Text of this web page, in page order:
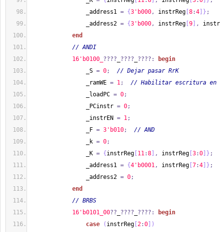
_address1 = {3'b000, instrReg 8:4 } ;
_address2 = {3'b000, instrReg 9 ,
end
// ANDI
16'b0100_ ???? ???? ????:
begin
_S = 0;
// Dejar pasar RrK
_ramWE = 1;
// Habilitar escritura en
_loadPC = 0;
_PCinstr = 0;
_instrEN = 1;
_F = 3'b010;
// AND
_k = 0;
_K = { instrReg 11:8 , instrReg 3:0 } ;
_address1 = {4'b0001, instrReg 7:4 } ;
_address2 = 0;
end
// BRBS
16'b0101_00?? ???? ????:
begin
case
( instrReg 2:0
)